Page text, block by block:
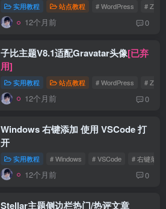
实用教程 站点教程 # WordPress # Zibll
12个月前 0
子比主题V8.1适配Gravatar头像[已弃
用]
实用教程 站点教程 # WordPress # Zibll
12个月前 0
Windows 右键添加 使用 VSCode 打
开
实用教程 # Windows # VSCode # 右键菜单
12个月前 0
Stellar主题侧边栏热门/热评文章